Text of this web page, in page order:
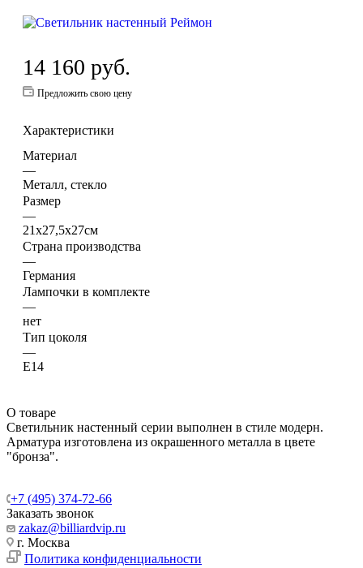
14 160 руб.
Предложить свою цену
Характеристики
Материал
—
Металл, стекло
Размер
—
21х27,5х27см
Страна производства
—
Германия
Лампочки в комплекте
—
нет
Тип цоколя
—
E14
О товаре
Светильник настенный серии выполнен в стиле модерн.
Арматура изготовлена из окрашенного металла в цвете
"бронза".
+7 (495) 374-72-66
Заказать звонок
zakaz@billiardvip.ru
г. Москва
Политика конфиденциальности